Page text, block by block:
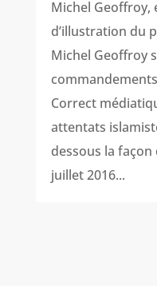
Michel Geoffroy,
d’illustration du
Michel Geoffroy
Correct
attentats
dessous la
juillet 2016...